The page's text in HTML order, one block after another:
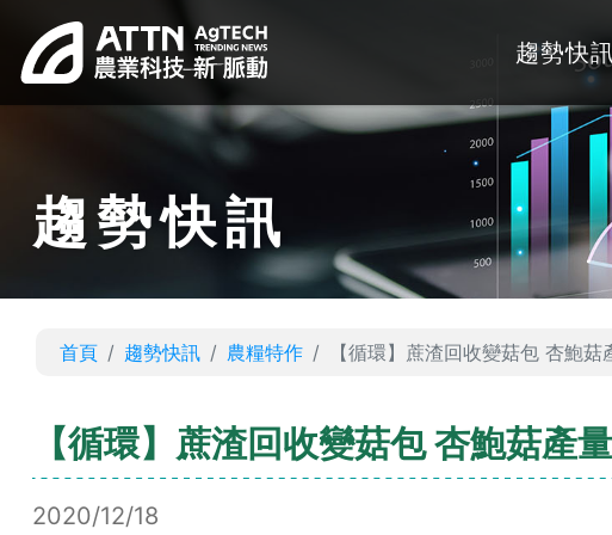
趨勢快
趨勢快訊
首頁 趨勢快訊 農糧特作 【循環】蔗渣回收變菇包 杏鮑
【循環】蔗渣回收變菇包 杏鮑菇產
2020/12/18